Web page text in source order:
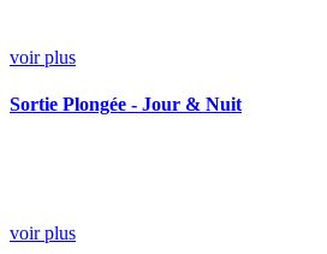
voir plus
Sortie Plongée - Jour & Nuit
voir plus